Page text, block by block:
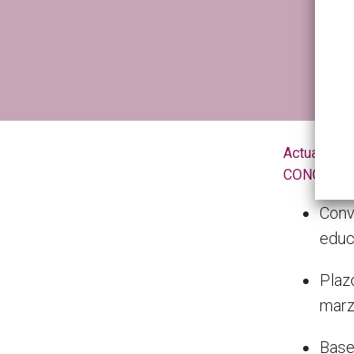
Actualidad
CONGDCAR